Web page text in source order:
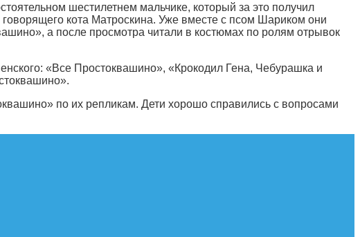
шестилетнем мальчике, который за это получил
кота Матроскина. Уже вместе с псом Шариком они
а после просмотра читали в костюмах по ролям отрывок
«Все Простоквашино», «Крокодил Гена, Чебурашка и
по их репликам. Дети хорошо справились с вопросами